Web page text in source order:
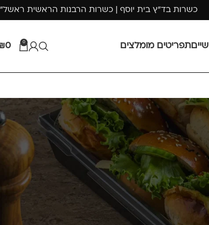
כשרות בד"ץ בית יוסף | כשרות הרבנות הראשית
תפריטים מומלצים 0
0